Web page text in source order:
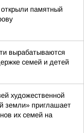
памятный
вырабатываются
семей и детей
художественной
земли» приглашает
их семей на